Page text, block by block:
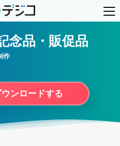
念品・販促品
作
ンロードする